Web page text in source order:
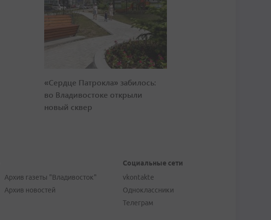
«Сердце Патрокла» забилось:
во Владивостоке открыли
новый сквер
Архив газеты "Владивосток"
Архив новостей
Социальные сети
vkontakte
Одноклассники
Телеграм